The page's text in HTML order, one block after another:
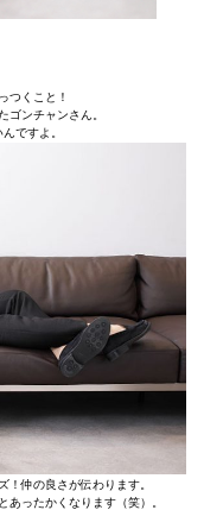
つくこと！
ゴンチャンさん。
ですよ。
仲の良さが伝わります。
ったかくなります（笑）。